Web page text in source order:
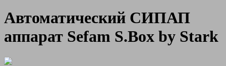
Автоматический СИПАП
аппарат Sefam S.Box by Stark